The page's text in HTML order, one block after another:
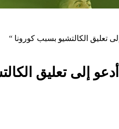
تعليق الكالتشيو بسبب كورونا “
إلى تعليق